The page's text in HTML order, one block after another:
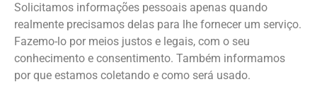
Solicitamos informações pessoais apenas quando
realmente precisamos delas para lhe fornecer um serviço.
Fazemo-lo por meios justos e legais, com o seu
conhecimento e consentimento. Também informamos
por que estamos coletando e como será usado.